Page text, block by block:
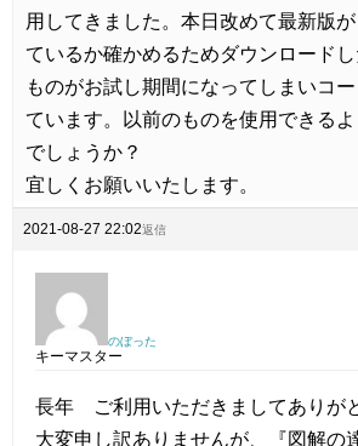
用してきました。本日改めて最新版
ているか確かめるためダウンロード
ものがお試し期間になってしまいコ
ています。以前のものを使用できる
でしょうか？
宜しくお願いいたします。
2021-08-27 22:02返信
のぼった
キーマスター
長年 ご利用いただきましてありが
大変申し訳ありませんが、『図解の